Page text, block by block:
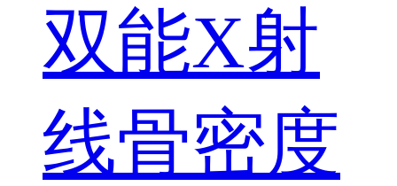
双能X射
线骨密度